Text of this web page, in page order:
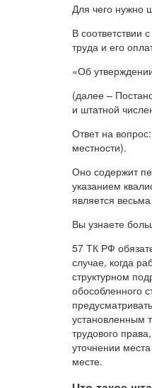
Для чего нужно
В соответствии
труда и его
«Об
(далее –
и штатной
Ответ на
местности).
Оно содержит
указанием
является
Вы узнаете
57 ТК РФ
случае, когда
структурном
обособленного
установленным
трудового
уточнении
месте.